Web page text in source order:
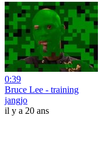
0:39
Bruce Lee - training
jangjo
il y a 20 ans